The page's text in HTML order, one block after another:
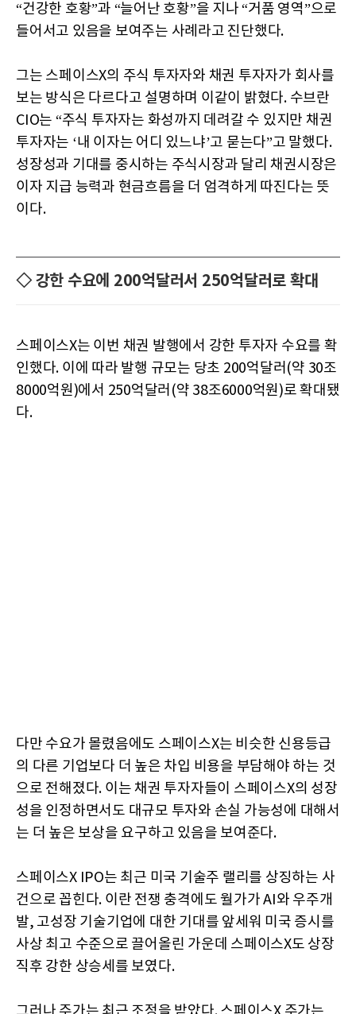
“건강한 호황”과 “늘어난 호황”을 지나 “거품 영역”으로
들어서고 있음을 보여주는 사례라고 진단했다.
그는 스페이스X의 주식 투자자와 채권 투자자가 회사를
보는 방식은 다르다고 설명하며 이같이 밝혔다. 수브란
CIO는 “주식 투자자는 화성까지 데려갈 수 있지만 채권
투자자는 ‘내 이자는 어디 있느냐’고 묻는다”고 말했다.
성장성과 기대를 중시하는 주식시장과 달리 채권시장은
이자 지급 능력과 현금흐름을 더 엄격하게 따진다는 뜻
이다.
◇ 강한 수요에 200억달러서 250억달러로 확대
스페이스X는 이번 채권 발행에서 강한 투자자 수요를 확
인했다. 이에 따라 발행 규모는 당초 200억달러(약 30조
8000억원)에서 250억달러(약 38조6000억원)로 확대됐
다.
다만 수요가 몰렸음에도 스페이스X는 비슷한 신용등급
의 다른 기업보다 더 높은 차입 비용을 부담해야 하는 것
으로 전해졌다. 이는 채권 투자자들이 스페이스X의 성장
성을 인정하면서도 대규모 투자와 손실 가능성에 대해서
는 더 높은 보상을 요구하고 있음을 보여준다.
스페이스X IPO는 최근 미국 기술주 랠리를 상징하는 사
건으로 꼽힌다. 이란 전쟁 충격에도 월가가 AI와 우주개
발, 고성장 기술기업에 대한 기대를 앞세워 미국 증시를
사상 최고 수준으로 끌어올린 가운데 스페이스X도 상장
직후 강한 상승세를 보였다.